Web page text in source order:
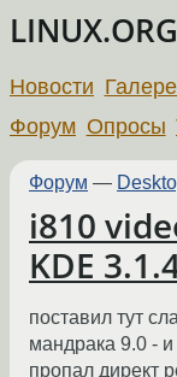
Новости
Форум Опросы
Форум —
i810
KDE
поставил тут
мандрака 9.0 -
пропал директ